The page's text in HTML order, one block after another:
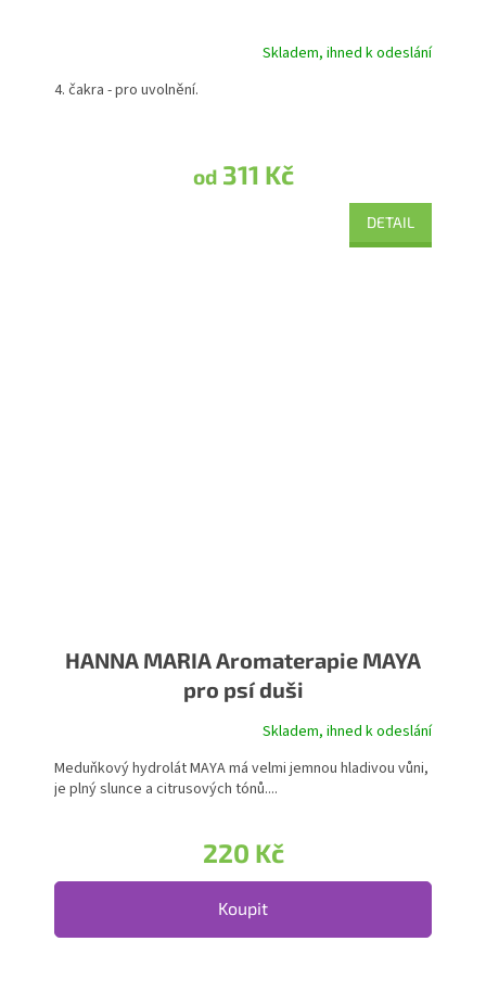
Průměrné hodnocení produktu je 5,0 z 5 hvězdiček.
Skladem, ihned k odeslání
od311 Kč
DETAIL
4. čakra - pro uvolnění.
HANNA MARIA Aromaterapie MAYA
pro psí duši
Skladem, ihned k odeslání
220 Kč
Koupit
Meduňkový hydrolát MAYA má velmi jemnou hladivou vůni,
je plný slunce a citrusových tónů....